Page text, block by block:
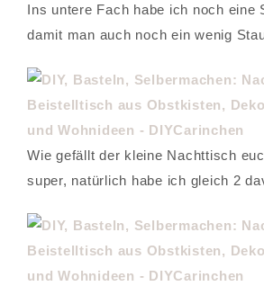
Ins untere Fach habe ich noch eine
damit man auch noch ein wenig
Wie gefällt der kleine Nachttisch
super, natürlich habe ich gleich 2